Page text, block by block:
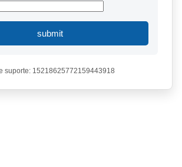
submit
suporte: 15218625772159443918